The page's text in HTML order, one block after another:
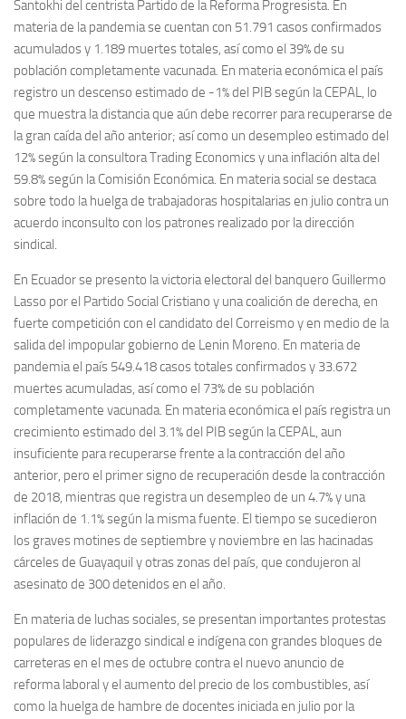
Santokhi del centrista Partido de la Reforma Progresista. En
materia de la pandemia se cuentan con 51.791 casos confirmados
acumulados y 1.189 muertes totales, así como el 39% de su
población completamente vacunada. En materia económica el país
registro un descenso estimado de -1% del PIB según la CEPAL, lo
que muestra la distancia que aún debe recorrer para recuperarse de
la gran caída del año anterior; así como un desempleo estimado del
12% según la consultora Trading Economics y una inflación alta del
59.8% según la Comisión Económica. En materia social se destaca
sobre todo la huelga de trabajadoras hospitalarias en julio contra un
acuerdo inconsulto con los patrones realizado por la dirección
sindical.
En Ecuador se presento la victoria electoral del banquero Guillermo
Lasso por el Partido Social Cristiano y una coalición de derecha, en
fuerte competición con el candidato del Correismo y en medio de la
salida del impopular gobierno de Lenin Moreno. En materia de
pandemia el país 549.418 casos totales confirmados y 33.672
muertes acumuladas, así como el 73% de su población
completamente vacunada. En materia económica el país registra un
crecimiento estimado del 3.1% del PIB según la CEPAL, aun
insuficiente para recuperarse frente a la contracción del año
anterior, pero el primer signo de recuperación desde la contracción
de 2018, mientras que registra un desempleo de un 4.7% y una
inflación de 1.1% según la misma fuente. El tiempo se sucedieron
los graves motines de septiembre y noviembre en las hacinadas
cárceles de Guayaquil y otras zonas del país, que condujeron al
asesinato de 300 detenidos en el año.
En materia de luchas sociales, se presentan importantes protestas
populares de liderazgo sindical e indígena con grandes bloques de
carreteras en el mes de octubre contra el nuevo anuncio de
reforma laboral y el aumento del precio de los combustibles, así
como la huelga de hambre de docentes iniciada en julio por la